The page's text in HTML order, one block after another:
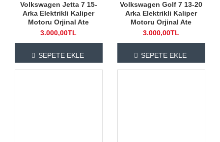
Volkswagen Jetta 7 15-
Arka Elektrikli Kaliper
Motoru Orjinal Ate
3.000,00TL
SEPETE EKLE
Volkswagen Golf 7 13-20
Arka Elektrikli Kaliper
Motoru Orjinal Ate
3.000,00TL
SEPETE EKLE